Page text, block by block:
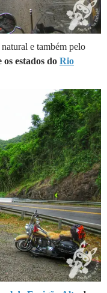
e também pelo
estados do Rio